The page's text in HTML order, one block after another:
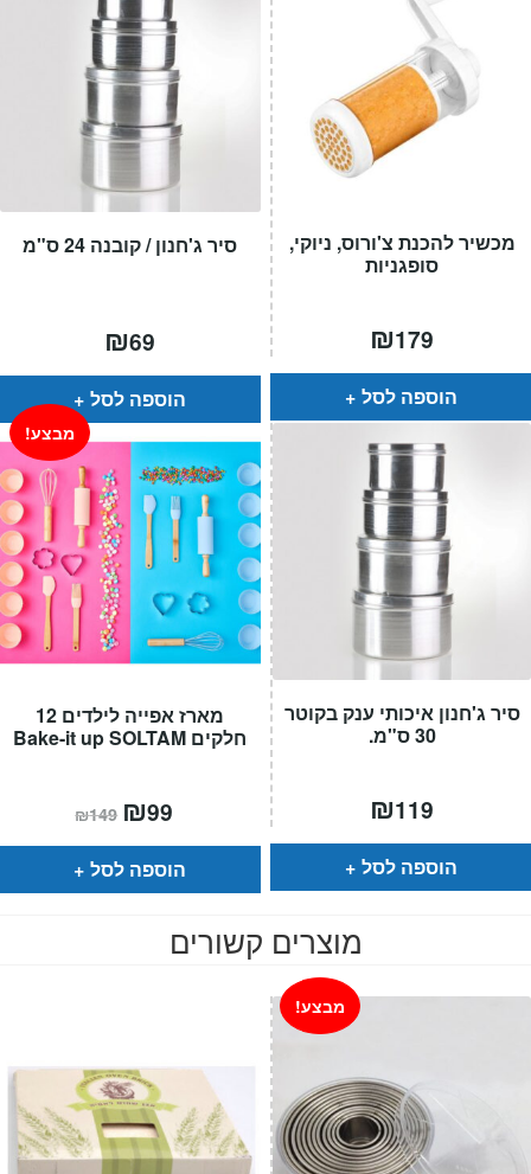
סיר ג'חנון / קובנה 24 ס"מ
₪69
הוספה לסל
מכשיר להכנת צ'ורוס, ניוקי,
סופגניות
₪179
הוספה לסל
מארז אפייה לילדים 12
חלקים Bake-it up SOLTAM
מבצע!
₪149 המחיר
המקורי
היה:
₪149.
₪99
הוא:
הוספה לסל
סיר ג'חנון איכותי ענק בקוטר
30 ס"מ.
₪119
הוספה לסל
מוצרים קשורים
מבצע!